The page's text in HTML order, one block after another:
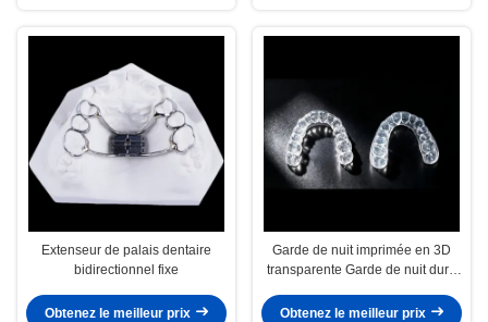
Extenseur de palais dentaire
bidirectionnel fixe
Obtenez le meilleur prix
Garde de nuit imprimée en 3D
transparente Garde de nuit dure
orthodontique
Obtenez le meilleur prix